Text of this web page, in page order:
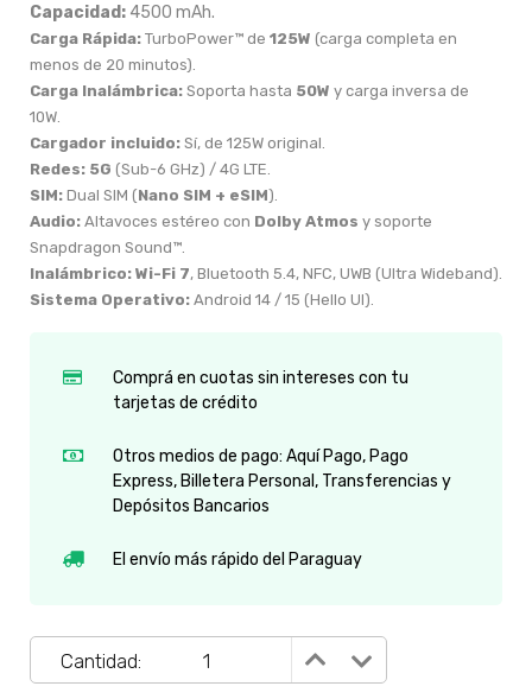
Capacidad: 4500 mAh.
Carga Rápida: TurboPower™ de 125W (carga completa en
menos de 20 minutos).
Carga Inalámbrica: Soporta hasta 50W y carga inversa de
10W.
Cargador incluido: Sí, de 125W original.
Redes: 5G (Sub-6 GHz) / 4G LTE.
SIM: Dual SIM (Nano SIM + eSIM).
Audio: Altavoces estéreo con Dolby Atmos y soporte
Snapdragon Sound™.
Inalámbrico: Wi-Fi 7, Bluetooth 5.4, NFC, UWB (Ultra Wideband).
Sistema Operativo: Android 14 / 15 (Hello UI).
Comprá en cuotas sin intereses con tu
tarjetas de crédito
Otros medios de pago: Aquí Pago, Pago
Express, Billetera Personal, Transferencias y
Depósitos Bancarios
El envío más rápido del Paraguay
Cantidad: